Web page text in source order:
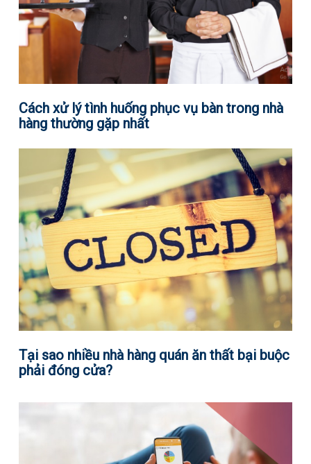
Cách xử lý tình huống phục vụ bàn trong nhà
hàng thường gặp nhất
Tại sao nhiều nhà hàng quán ăn thất bại buộc
phải đóng cửa?